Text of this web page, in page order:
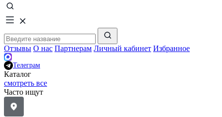
Отзывы О нас Партнерам Личный кабинет Избранное
Телеграм
Каталог
смотреть все
Часто ищут